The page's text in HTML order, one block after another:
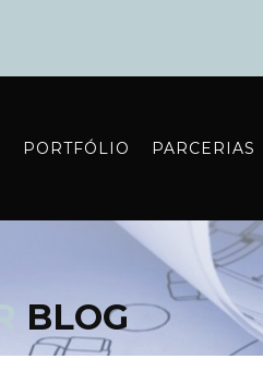
PORTFÓLIO PARCERIAS
BLOG